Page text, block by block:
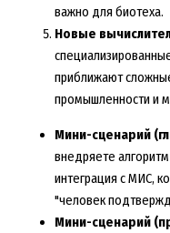
важно для биотеха.
Новые
приближают
промышленности и
Мини-сценарий
внедряете
интеграция с МИС,
"человек
Мини-сценарий